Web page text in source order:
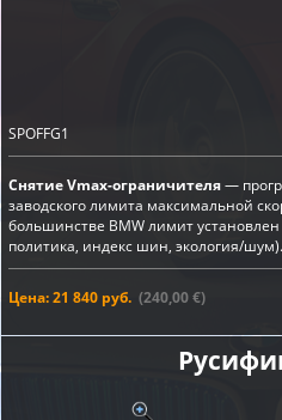
SPOFFG1
Снятие Vmax-ограничителя—
заводского лимита максимальной
большинстве BMW лимит
политика, индекс шин, экология/шум).
Цена: 21 840 руб. (240,00 €)